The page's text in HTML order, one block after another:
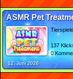
ASMR Pet
Tierspiele
137
0
12. Juni 2026